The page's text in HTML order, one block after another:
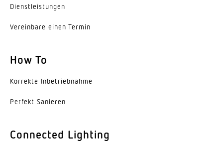
Schutzart
Umgebungstemperatur
Dienst­leis­tungen
Vereinbare einen Termin
How To
Korrekte Inbe­trieb­nahme
Perfekt Sanieren
Connected Lighting